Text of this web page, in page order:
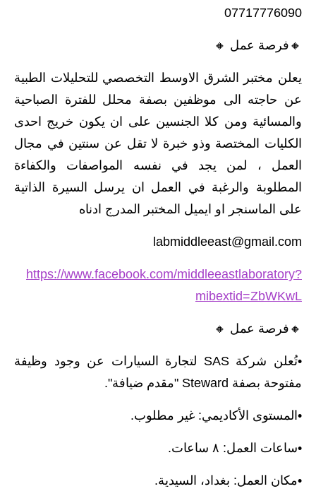
07717776090
🔸️فرصة عمل 🔸️
يعلن مختبر الشرق الاوسط التخصصي للتحليلات الطبية
عن حاجته الى موظفين بصفة محلل للفترة الصباحية
والمسائية ومن كلا الجنسين على ان يكون خريج احدى
الكليات المختصة وذو خبرة لا تقل عن سنتين في مجال
العمل ، لمن يجد في نفسه المواصفات والكفاءة
المطلوبة والرغبة في العمل ان يرسل السيرة الذاتية
على الماسنجر او ايميل المختبر المدرج ادناه
labmiddleeast@gmail.com
https://www.facebook.com/middleeastlaboratory?
mibextid=ZbWKwL
🔸️فرصة عمل 🔸️
•تُعلن شركة SAS لتجارة السيارات عن وجود وظيفة
مفتوحة بصفة Steward "مقدم ضيافة".
•المستوى الأكاديمي: غير مطلوب.
•ساعات العمل: ٨ ساعات.
•مكان العمل: بغداد، السيدية.